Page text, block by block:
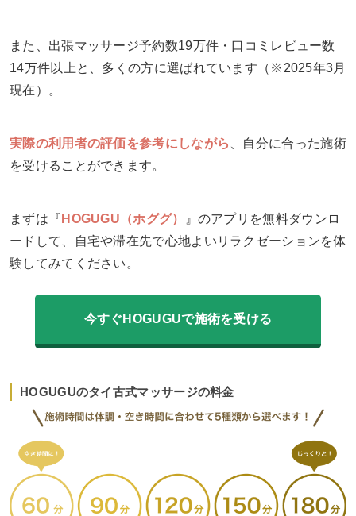
また、出張マッサージ予約数19万件・口コミレビュー数
14万件以上と、多くの方に選ばれています（※2025年3月
現在）。
実際の利用者の評価を参考にしながら
、自分に合った施術
を受けることができます。
まずは『 HOGUGU（ホググ）
』のアプリを無料ダウンロ
ードして、自宅や滞在先で心地よいリラクゼーションを体
験してみてください。
今すぐHOGUGUで施術を受ける
HOGUGUのタイ古式マッサージの料金